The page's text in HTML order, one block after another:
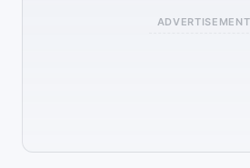
ADVERTISEMENT